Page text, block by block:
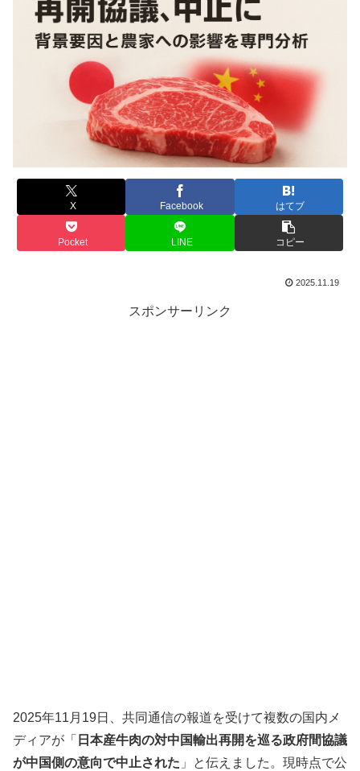
X Facebook はてブ
Pocket LINE コピー
2025.11.19
スポンサーリンク
2025年11月19日、共同通信の報道を受けて複数の国内メ
ディアが「 日本産牛肉の対中国輸出再開を巡る政府間協議
が中国側の意向で中止された 」と伝えました。現時点で公